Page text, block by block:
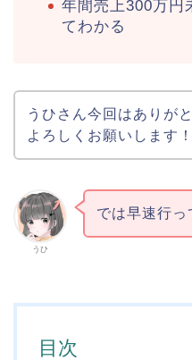
年間売上300万円
てわかる
うひさん今回はありが
よろしくお願いします！
うひ
では早速行っ
目次